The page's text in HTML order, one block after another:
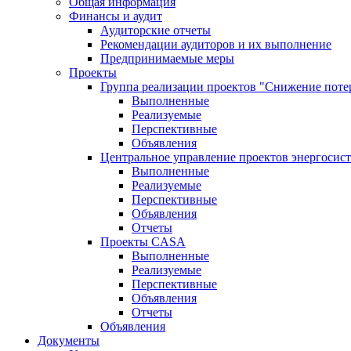
Финансы и аудит
Аудиторские отчеты
Рекомендации аудиторов и их выполнение
Предпринимаемые меры
Проекты
Группа реализации проектов "Снижение
Выполненные
Реализуемые
Перспективные
Объявления
Центральное управление проектов
Выполненные
Реализуемые
Перспективные
Объявления
Отчеты
Проекты CASA
Выполненные
Реализуемые
Перспективные
Объявления
Отчеты
Объявления
Документы